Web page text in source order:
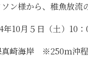
ン様から、稚魚放流
10月５日（土）10
真崎海岸 ※250ｍ沖